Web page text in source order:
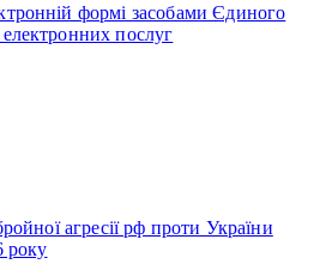
формі засобами Єдиного
послуг
агресії рф проти України
року